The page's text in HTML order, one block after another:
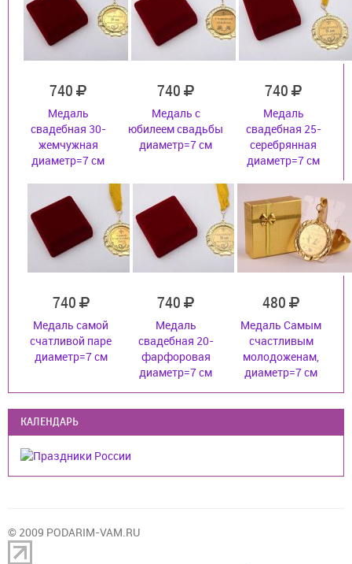
740
Медаль
свадебная 30-
жемчужная
диаметр=7 см
740
Медаль с
юбилеем свадьбы
диаметр=7 см
740
Медаль
свадебная 25-
серебрянная
диаметр=7 см
740
Медаль самой
счатливой паре
диаметр=7 см
740
Медаль
свадебная 20-
фарфоровая
диаметр=7 см
480
Медаль Самым
счастливым
молодоженам,
диаметр=7 см
КАЛЕНДАРЬ
© 2009 PODARIM-VAM.RU